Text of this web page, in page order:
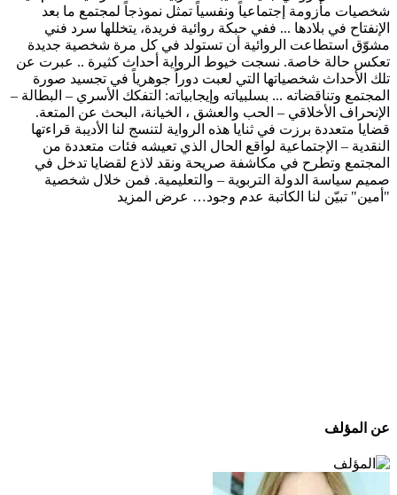
شخصيات مأزومة إجتماعياً ونفسياً تمثل نموذجاً لمجتمع ما بعد
الإنفتاح في بلادها ... ففي حبكة روائية فريدة، يتخللها سرد فني
مشوّق استطاعت الروائية أن تستولد في كل مرة شخصية جديدة
تعكس حالة خاصة. نسجت خيوط الرواية أحداث كثيرة .. عبرت عن
تلك الأحداث شخصياتها التي لعبت دوراً جوهرياً في تجسيد صورة
المجتمع وتناقضاته ... بسلبياته وإيجابياته: التفكك الأسري – البطالة –
الإنحراف الأخلاقي – الحب والعشق ، الخيانة، البحث عن المتعة.
قضايا متعددة برزت في ثنايا هذه الرواية لتنسج لنا الأديبة قراءتها
النقدية – الإجتماعية لواقع الحال الذي تعيشه فئات متعددة من
المجتمع وتطرح في مكاشفة صريحة ونقد لاذع لقضايا تدخل في
صميم سياسة الدولة التربوية – والتعليمية. فمن خلال شخصية
"أمين" تبيّن لنا الكاتبة عدم وجود… عرض المزيد
عن المؤلف